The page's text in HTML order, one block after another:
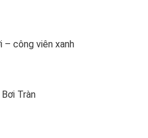
– công viên xanh
Tràn